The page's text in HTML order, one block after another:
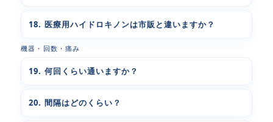
18. 医療用ハイドロキノンは市販と違いますか？
機器・回数・痛み
19. 何回くらい通いますか？
20. 間隔はどのくらい？